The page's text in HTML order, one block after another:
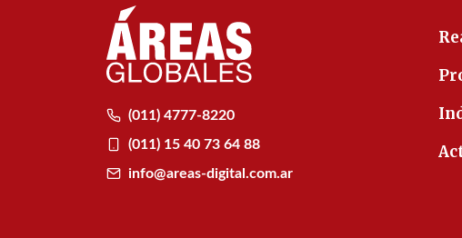
(011) 4777-8220
(011) 15 40 73 64 88
info@areas-digital.com.ar